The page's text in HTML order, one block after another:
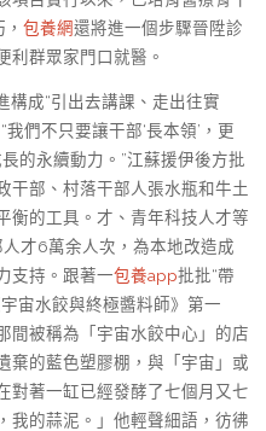
包養網還將進一個步驟晉陞診
利群眾家門口就醫。
構成“引出去講課、走出往實
們不只要讓干部‘長本領’，更
的永續動力。”江蘇援伊後方批
干部、村落干部人張水瓶和牛土
衡的工具。才、青年科技人才等
才6萬余人次，為本地改造成
支持。跟著一包養app批批“帶
宙水餃與終極醬料師》第一
間被稱為「宇宙水餃中心」的店
棄的藍色塑膠棚，與「宇宙」或
對著一缸已經發酵了七個月又七
我的蒜泥。」他輕聲細語，彷彿